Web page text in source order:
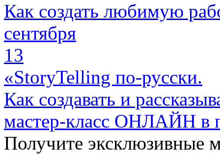
Как создать любимую
сентября
13
«StoryTelling по-русски.
Как создавать и
мастер-класс ОНЛАЙН в
Получите эксклюзивные